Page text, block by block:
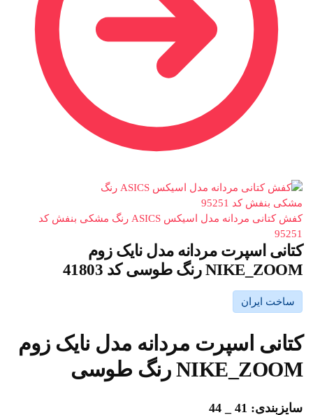
کفش کتانی مردانه مدل اسیکس ASICS رنگ مشکی بنفش کد
95251
کتانی اسپرت مردانه مدل نایک زوم
NIKE_ZOOM رنگ طوسی کد 41803
ساخت ایران
کتانی اسپرت مردانه مدل نایک زوم
NIKE_ZOOM رنگ طوسی
سایزبندی: 41 _ 44